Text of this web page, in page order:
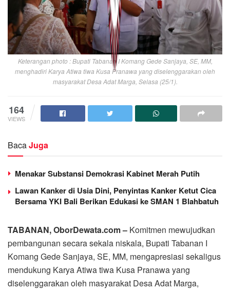
Keterangan photo : Bupati Tabanan I Komang Gede Sanjaya, SE, MM,
menghadiri Karya Atiwa tiwa Kusa Pranawa yang diselenggarakan oleh
masyarakat Desa Adat Marga, Selasa (25/1).
164
VIEWS
BacaJuga
Menakar Substansi Demokrasi Kabinet Merah Putih
Lawan Kanker di Usia Dini, Penyintas Kanker Ketut Cica
Bersama YKI Bali Berikan Edukasi ke SMAN 1 Blahbatuh
TABANAN, OborDewata.com – Komitmen mewujudkan
pembangunan secara sekala niskala, Bupati Tabanan I
Komang Gede Sanjaya, SE, MM, mengapresiasi sekaligus
mendukung Karya Atiwa tiwa Kusa Pranawa yang
diselenggarakan oleh masyarakat Desa Adat Marga,